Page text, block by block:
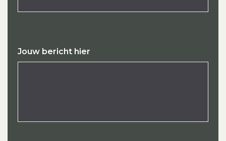
Jouw bericht hier